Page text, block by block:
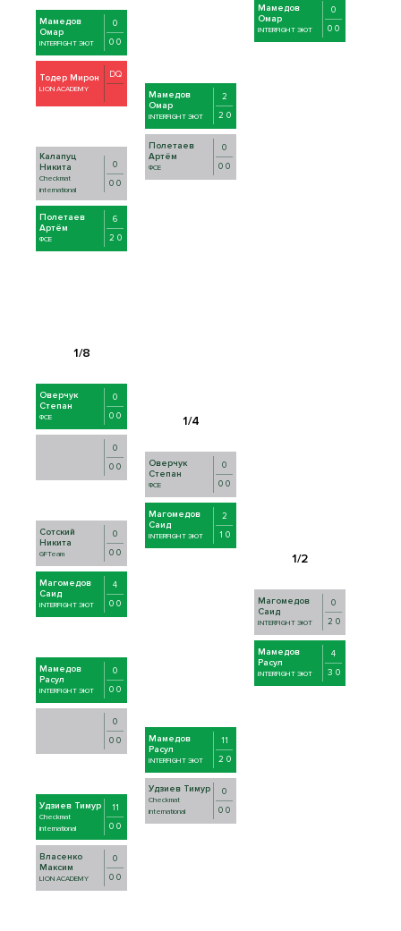
Мамедов
Омар
INTERFIGHT ЭЮТ
0
0 0
Тодер Мирон
LION ACADEMY
DQ
Калапуц
Никита
Checkmat
international
0
0 0
Полетаев
Артём
ФСЕ
6
2 0
Мамедов
Омар
INTERFIGHT ЭЮТ
2
2 0
Полетаев
Артём
ФСЕ
0
0 0
Мамедов
Омар
INTERFIGHT ЭЮТ
0
0 0
Оверчук
Степан
ФСЕ
0
0 0
0
0 0
Сотский
Никита
GFTeam
0
0 0
Магомедов
Саид
INTERFIGHT ЭЮТ
4
0 0
Мамедов
Расул
INTERFIGHT ЭЮТ
0
0 0
0
0 0
Удзиев Тимур
Checkmat
international
11
0 0
Власенко
Максим
LION ACADEMY
0
0 0
Оверчук
Степан
ФСЕ
0
0 0
Магомедов
Саид
INTERFIGHT ЭЮТ
2
1 0
Мамедов
Расул
INTERFIGHT ЭЮТ
11
2 0
Удзиев Тимур
Checkmat
international
0
0 0
Магомедов
Саид
INTERFIGHT ЭЮТ
0
2 0
Мамедов
Расул
INTERFIGHT ЭЮТ
4
3 0